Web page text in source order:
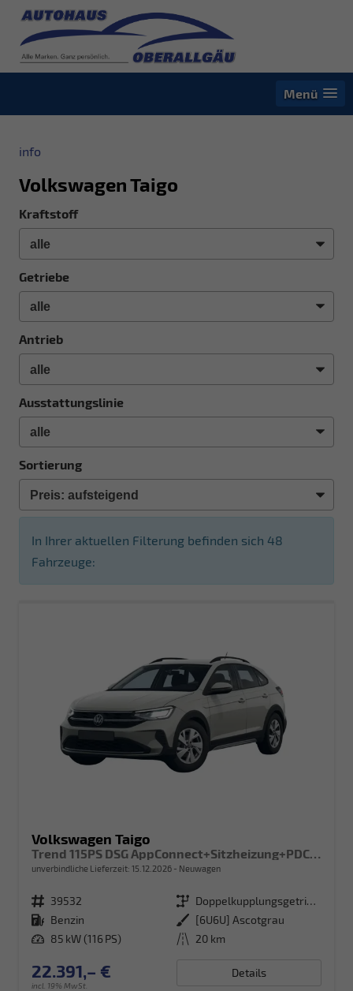
Menü
info
Volkswagen Taigo
Kraftstoff
Getriebe
Antrieb
Ausstattungslinie
Sortierung
In Ihrer aktuellen Filterung befinden sich 48
Fahrzeuge:
Volkswagen Taigo
unverbindliche Lieferzeit: 15.12.2026 Neuwagen
Fahrzeugnr. 39532 Getriebe
Doppelkupplungsgetriebe (DSG)
Kraftstoff Benzin Außenfarbe [6U6U] Ascotgrau
Leistung 85 kW (116 PS) Kilometerstand 20 km
22.391,– €
incl. 19% MwSt.
Details